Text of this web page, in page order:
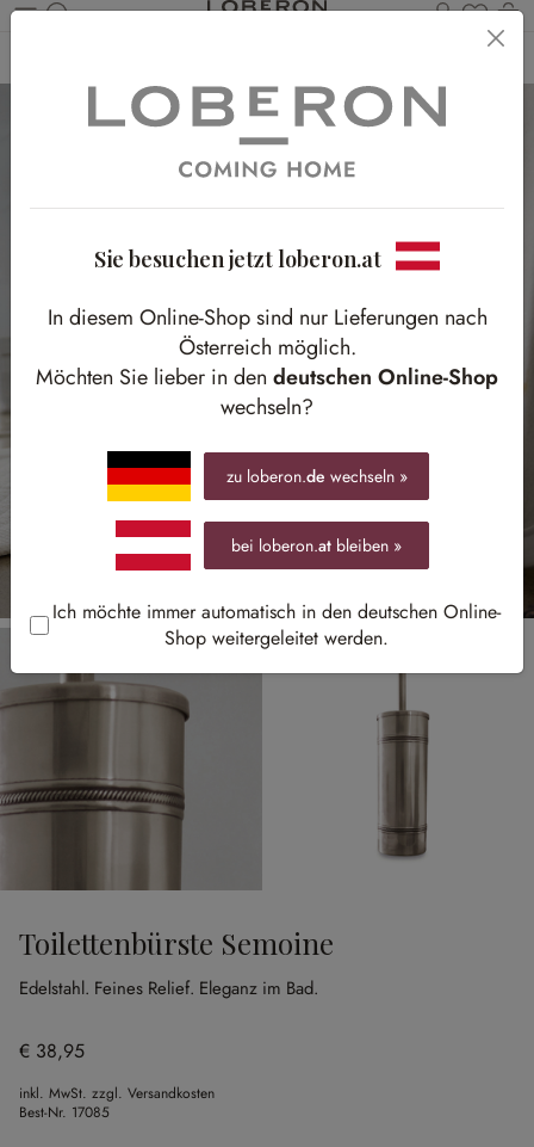
Du
Toilettenbürste Semoine
Edelstahl. Feines Relief. Eleganz im Bad.
€ 38,95
inkl. MwSt. zzgl. Versandkosten
Best-Nr. 17085
Sie besuchen jetzt loberon.at
In diesem Online-Shop sind nur Lieferungen nach
Österreich möglich.
Möchten Sie lieber in den deutschen Online-Shop
wechseln?
zu loberon.de wechseln »
bei loberon.at bleiben »
Ich möchte immer automatisch in den deutschen Online-
Shop weitergeleitet werden.